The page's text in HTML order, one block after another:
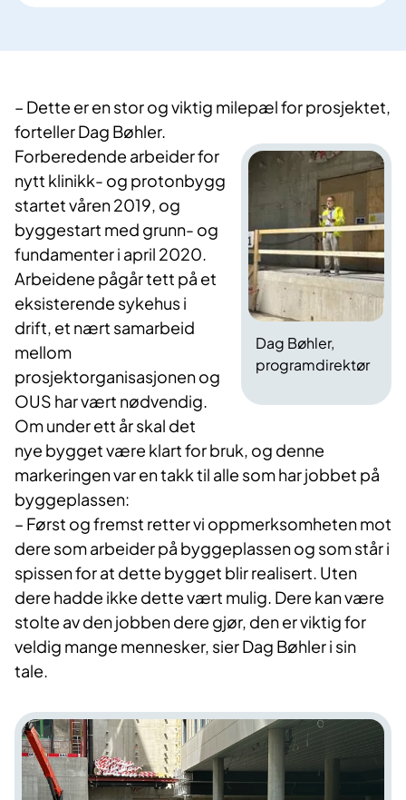
– Dette er en stor og viktig milepæl for prosjektet,
forteller Dag Bøhler.
Dag Bøhler,
programdirektør
Forberedende arbeider for
nytt klinikk- og protonbygg
startet våren 2019, og
byggestart med grunn- og
fundamenter i april 2020.
Arbeidene pågår tett på et
eksisterende sykehus i
drift, et nært samarbeid
mellom
prosjektorganisasjonen og
OUS har vært nødvendig.
Om under ett år skal det
nye bygget være klart for bruk, og denne
markeringen var en takk til alle som har jobbet på
byggeplassen:​
– Først og fremst retter vi oppmerksomheten mot
dere som arbeider på byggeplassen og som står i
spissen for at dette bygget blir realisert. Uten
dere hadde ikke dette vært mulig. Dere kan være
stolte av den jobben dere gjør, den er viktig for
veldig mange mennesker, sier Dag Bøhler i sin
tale.